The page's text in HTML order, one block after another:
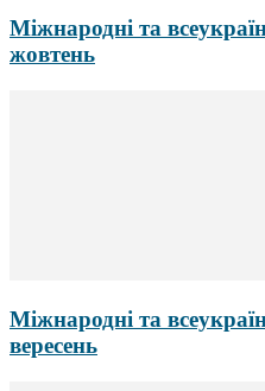
Міжнародні та
жовтень
Міжнародні та
вересень